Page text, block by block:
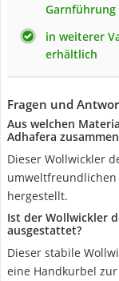
Garnführung
in weiterer
erhältlich
Fragen und
Aus welchen
Adhafera
Dieser Wollwickler
hergestellt.
Ist der Wollwickler
ausgestattet?
Dieser stabile
eine Handkurbel